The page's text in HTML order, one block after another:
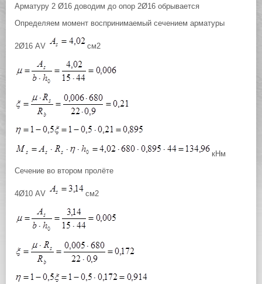
Арматуру 2 Ø16 доводим до опор 2Ø16 обрывается
Определяем момент воспринимаемый сечением арматуры
2Ø16 АV см2
кНм
Сечение во втором пролёте
4Ø10 АV см2